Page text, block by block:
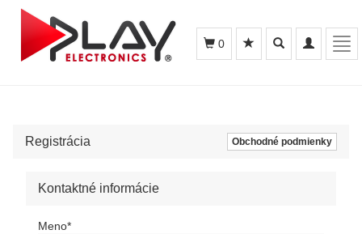
Toggle
navigation
Toggle
search
0
Registrácia Obchodné podmienky
Kontaktné informácie
Meno*